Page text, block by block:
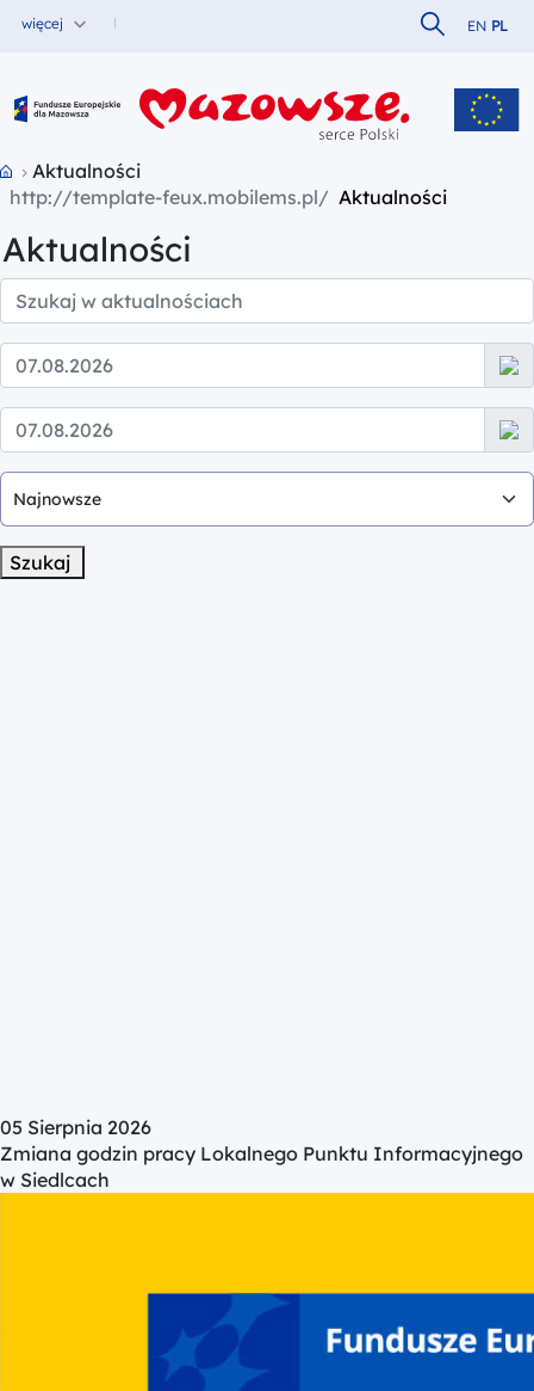
więcej Szukaj w
EN PL
Fundusze Europejskie dla Mazowsza
Przejdź do strony głównej portalu
Aktualności
Aktualności
Aktualności
Szukaj
05 Sierpnia 2026
Zmiana godzin pracy Lokalnego Punktu Informacyjnego
w Siedlcach